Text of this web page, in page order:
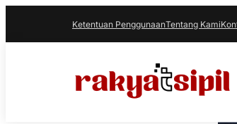
Ketentuan PenggunaanTentang Kami